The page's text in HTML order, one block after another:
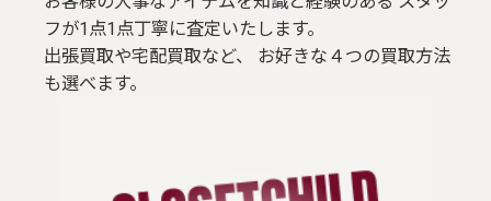
フが1点1点丁寧に査定いたします。
出張買取や宅配買取など、 お好きな４つの買取方法
も選べます。